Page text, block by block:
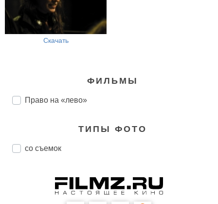
Скачать
ФИЛЬМЫ
Право на «лево»
ТИПЫ ФОТО
со съемок